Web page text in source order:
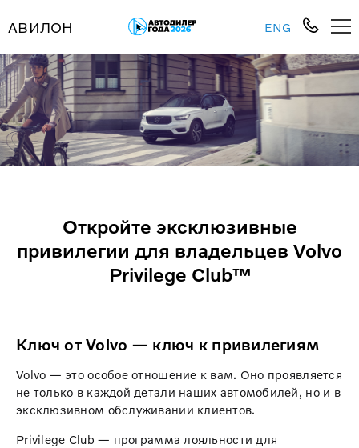
АВИЛОН ENG
Откройте эксклюзивные
привилегии для владельцев Volvo
Privilege Club™
Ключ от Volvo — ключ к привилегиям
Volvo — это особое отношение к вам. Оно проявляется
не только в каждой детали наших автомобилей, но и в
эксклюзивном обслуживании клиентов.
Privilege Club — программа лояльности для